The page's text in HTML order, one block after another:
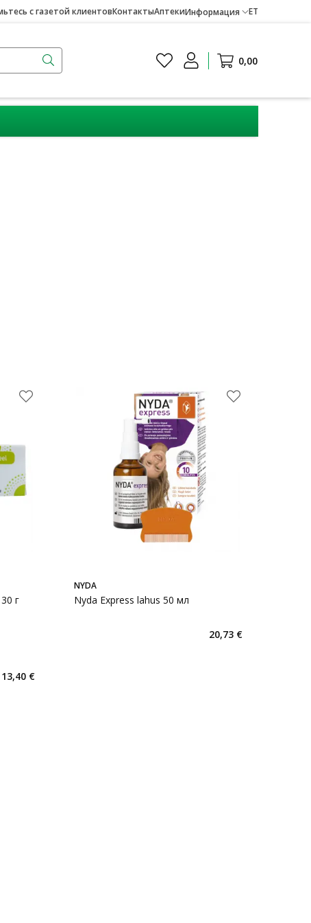
с газетой клиентовКонтактыАптекиИнформация ET
0,00
г
13,40 €
NYDA
Nyda Express lahus 50 мл
20,73 €